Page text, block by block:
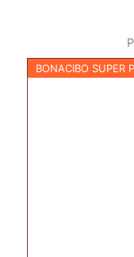
BONACIBO SUPER